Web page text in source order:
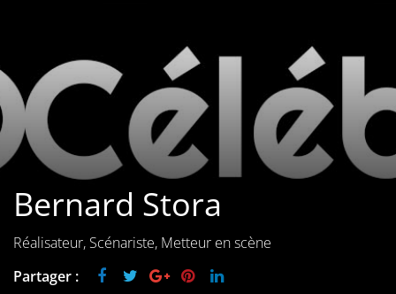
genre
Séries
Les films
interdits
Les Dossiers
Les disparus
Les acteurs
Bernard Stora
Réalisateur, Scénariste, Metteur en scène
Partager :